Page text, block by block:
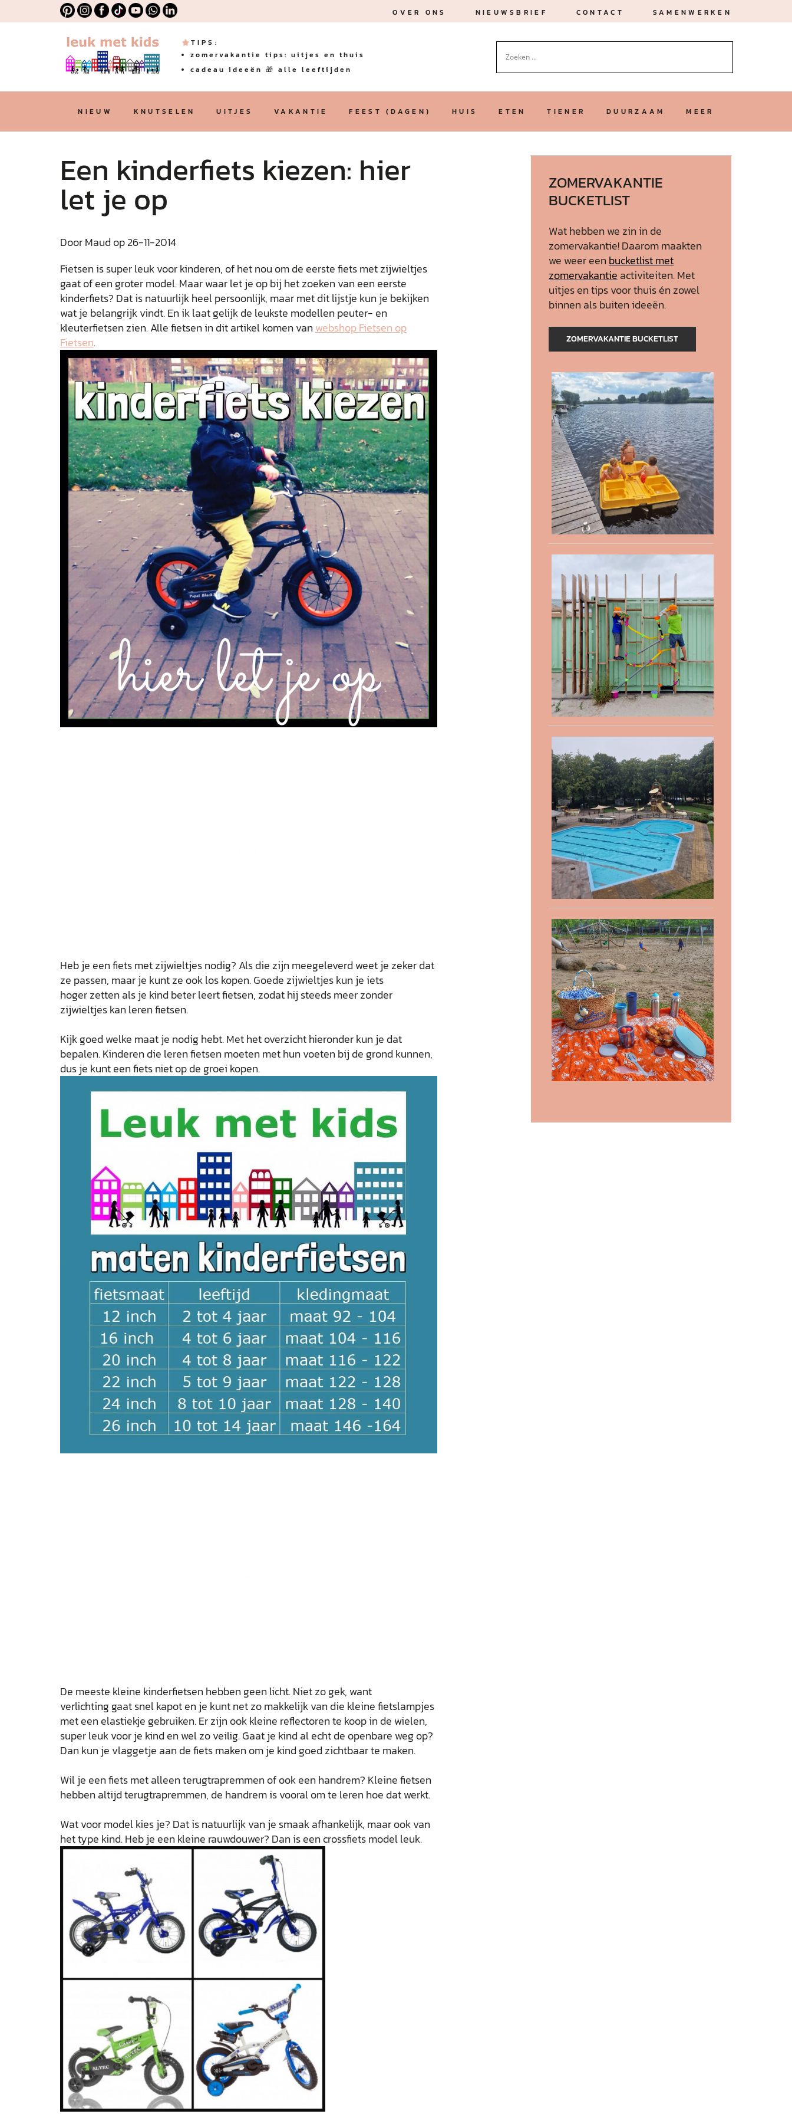
OVER ONS NIEUWSBRIEF CONTACT SAMENWERKEN
TIPS:
zomervakantie tips: uitjes en thuis
cadeau ideeën 🎁 alle leeftijden
NIEUW KNUTSELEN UITJES VAKANTIE FEEST (DAGEN) HUIS ETEN TIENER DUURZAAM MEER
Een kinderfiets kiezen: hier
let je op
Door Maud op 26-11-2014
Fietsen is super leuk voor kinderen, of het nou om de eerste fiets met zijwieltjes
gaat of een groter model. Maar waar let je op bij het zoeken van een eerste
kinderfiets? Dat is natuurlijk heel persoonlijk, maar met dit lijstje kun je bekijken
wat je belangrijk vindt. En ik laat gelijk de leukste modellen peuter- en
kleuterfietsen zien. Alle fietsen in dit artikel komen van webshop Fietsen op
Fietsen.
Heb je een fiets met zijwieltjes nodig? Als die zijn meegeleverd weet je zeker dat
ze passen, maar je kunt ze ook los kopen. Goede zijwieltjes kun je iets
hoger zetten als je kind beter leert fietsen, zodat hij steeds meer zonder
zijwieltjes kan leren fietsen.
Kijk goed welke maat je nodig hebt. Met het overzicht hieronder kun je dat
bepalen. Kinderen die leren fietsen moeten met hun voeten bij de grond kunnen,
dus je kunt een fiets niet op de groei kopen.
De meeste kleine kinderfietsen hebben geen licht. Niet zo gek, want
verlichting gaat snel kapot en je kunt net zo makkelijk van die kleine fietslampjes
met een elastiekje gebruiken. Er zijn ook kleine reflectoren te koop in de wielen,
super leuk voor je kind en wel zo veilig. Gaat je kind al echt de openbare weg op?
Dan kun je vlaggetje aan de fiets maken om je kind goed zichtbaar te maken.
Wil je een fiets met alleen terugtrapremmen of ook een handrem? Kleine fietsen
hebben altijd terugtrapremmen, de handrem is vooral om te leren hoe dat werkt.
Wat voor model kies je? Dat is natuurlijk van je smaak afhankelijk, maar ook van
het type kind. Heb je een kleine rauwdouwer? Dan is een crossfiets model leuk.
ZOMERVAKANTIE
BUCKETLIST
Wat hebben we zin in de
zomervakantie! Daarom maakten
we weer een bucketlist met
zomervakantie activiteiten. Met
uitjes en tips voor thuis én zowel
binnen als buiten ideeën.
ZOMERVAKANTIE BUCKETLIST